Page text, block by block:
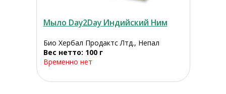
Мыло Day2Day Индийский Ним
Био Хербал Продактс Лтд., Непал
Вес нетто: 100 г
Временно нет